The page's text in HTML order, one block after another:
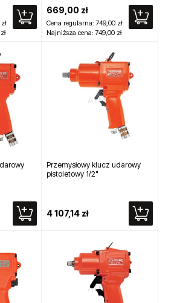
669,00 zł
Cena regularna:749,00 zł
Najniższa cena:749,00 zł
Przemysłowy klucz udarowy
pistoletowy 1/2"
4 107,14 zł